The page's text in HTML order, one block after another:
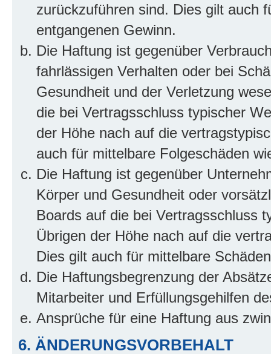
zurückzuführen sind. Dies gilt auch
entgangenen Gewinn.
Die Haftung ist gegenüber
fahrlässigen Verhalten oder bei
Gesundheit und der Verletzung
die bei Vertragsschluss typischer
der Höhe nach auf die
auch für mittelbare Folgeschäden
Die Haftung ist gegenüber
Körper und Gesundheit oder
Boards auf die bei Vertragsschluss
Übrigen der Höhe nach auf die
Dies gilt auch für mittelbare
Die Haftungsbegrenzung der
Mitarbeiter und Erfüllungsgehilfen
Ansprüche für eine Haftung aus
6. ÄNDERUNGSVORBEHALT